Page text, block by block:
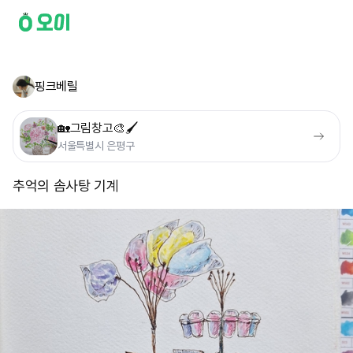
핑크베릴
🏡그림창고🎨🖌
서울특별시 은평구
추억의 솜사탕 기계